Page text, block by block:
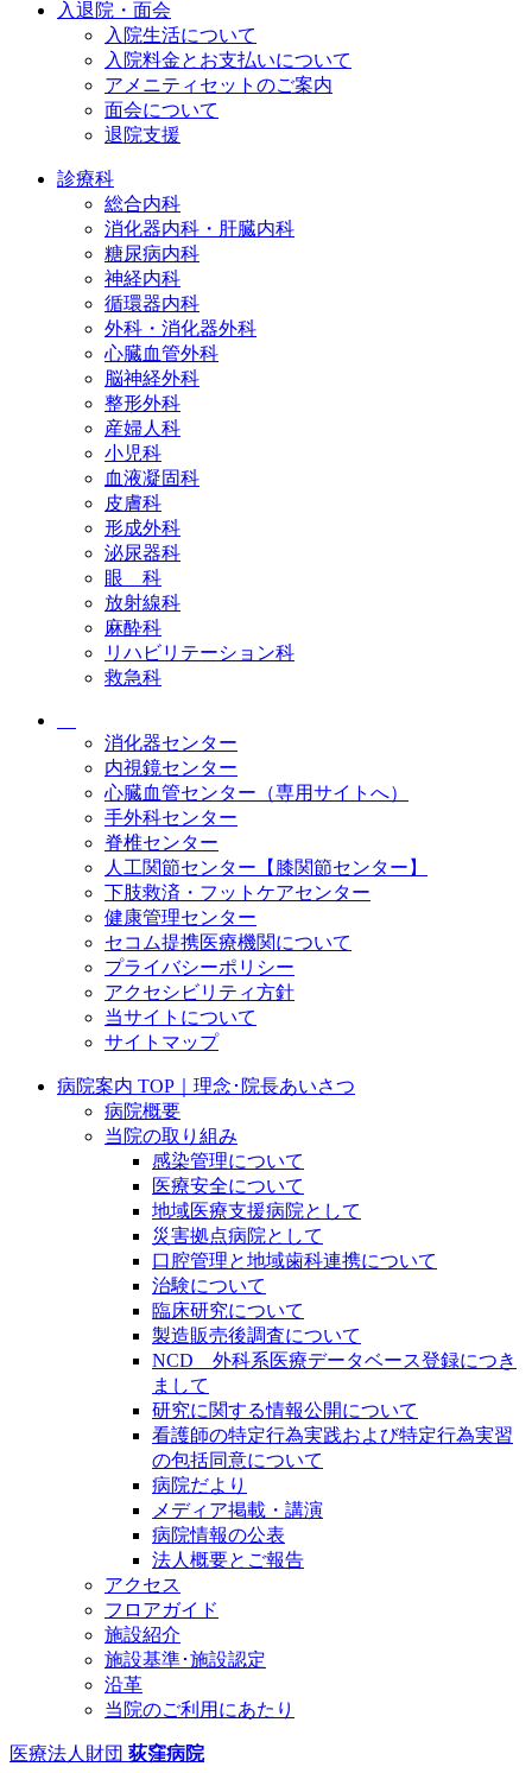
入退院・面会
入院生活について
入院料金とお支払いについて
アメニティセットのご案内
面会について
退院支援
診療科
総合内科
消化器内科・肝臓内科
糖尿病内科
神経内科
循環器内科
外科・消化器外科
心臓血管外科
脳神経外科
整形外科
産婦人科
小児科
血液凝固科
皮膚科
形成外科
泌尿器科
眼 科
放射線科
麻酔科
リハビリテーション科
救急科
消化器センター
内視鏡センター
心臓血管センター（専用サイトへ）
手外科センター
脊椎センター
人工関節センター【膝関節センター】
下肢救済・フットケアセンター
健康管理センター
セコム提携医療機関について
プライバシーポリシー
アクセシビリティ方針
当サイトについて
サイトマップ
病院案内 TOP｜理念･院長あいさつ
病院概要
当院の取り組み
感染管理について
医療安全について
地域医療支援病院として
災害拠点病院として
口腔管理と地域歯科連携について
治験について
臨床研究について
製造販売後調査について
NCD 外科系医療データベース登録につき
まして
研究に関する情報公開について
看護師の特定行為実践および特定行為実習
の包括同意について
病院だより
メディア掲載・講演
病院情報の公表
法人概要とご報告
アクセス
フロアガイド
施設紹介
施設基準･施設認定
沿革
当院のご利用にあたり
医療法人財団 荻窪病院